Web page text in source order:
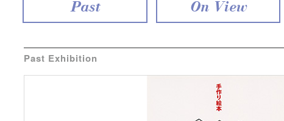
Past On View
Past Exhibition